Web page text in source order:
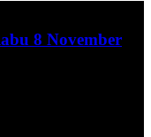
8 November